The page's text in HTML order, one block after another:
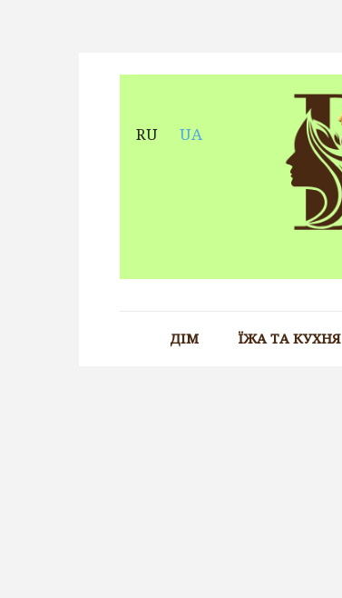
RU UA
ДІМ ЇЖА ТА КУХНЯ